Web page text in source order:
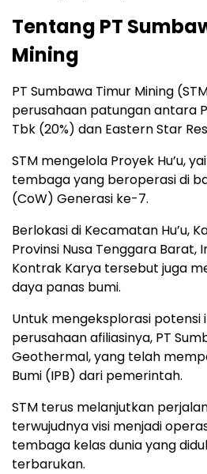
Tentang PT
Mining
PT Sumbawa Timur Mining
perusahaan patungan antara
Tbk (20%) dan Eastern Star
STM mengelola Proyek Hu’u,
tembaga yang beroperasi di
(CoW) Generasi ke-7.
Berlokasi di Kecamatan Hu’u,
Provinsi Nusa Tenggara Barat,
Kontrak Karya tersebut juga
daya panas bumi.
Untuk mengeksplorasi potensi
perusahaan afiliasinya, PT
Geothermal, yang telah
Bumi (IPB) dari pemerintah.
STM terus melanjutkan
terwujudnya visi menjadi
tembaga kelas dunia yang
terbarukan.